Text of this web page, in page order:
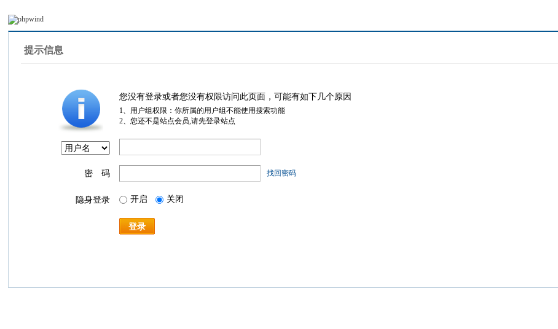
提示信息
您没有登录或者您没有权限访问此页面，可能有如下几个原因
1、用户组权限：你所属的用户组不能使用搜索功能
2、您还不是站点会员,请先登录站点
密 码 找回密码
隐身登录 开启 关闭
登录